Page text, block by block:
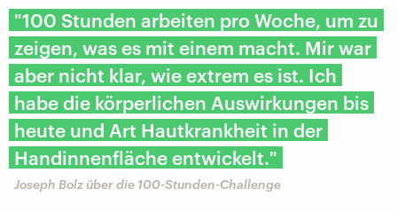
"100 Stunden arbeiten pro Woche, um zu
zeigen, was es mit einem macht. Mir war
aber nicht klar, wie extrem es ist. Ich
habe die körperlichen Auswirkungen bis
heute und Art Hautkrankheit in der
Handinnenfläche entwickelt."
Joseph Bolz über die 100-Stunden-Challenge